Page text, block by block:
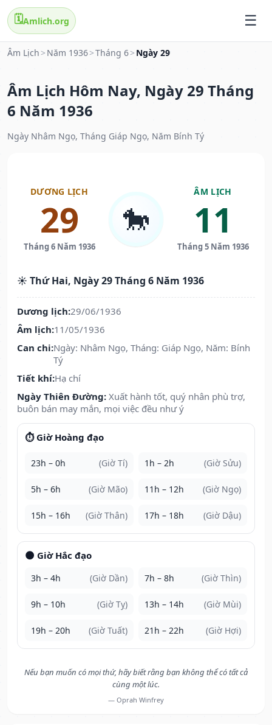
🗓️Amlich.org
Âm Lịch > Năm 1936>Tháng 6> Ngày 29
Âm Lịch Hôm Nay, Ngày 29 Tháng
6 Năm 1936
Ngày Nhâm Ngọ, Tháng Giáp Ngọ, Năm Bính Tý
DƯƠNG LỊCH
29
Tháng 6 Năm 1936
🐎
ÂM LỊCH
11
Tháng 5 Năm 1936
☀️ Thứ Hai, Ngày 29 Tháng 6 Năm 1936
Dương lịch:29/06/1936
Âm lịch:11/05/1936
Can chi:Ngày: Nhâm Ngọ, Tháng: Giáp Ngọ, Năm: Bính
Tý
Tiết khí:Hạ chí
Ngày Thiên Đường: Xuất hành tốt, quý nhân phù trợ,
buôn bán may mắn, mọi việc đều như ý
⏱️ Giờ Hoàng đạo
23h – 0h (Giờ Tí) 1h – 2h (Giờ Sửu)
5h – 6h (Giờ Mão) 11h – 12h (Giờ Ngọ)
15h – 16h (Giờ Thân) 17h – 18h (Giờ Dậu)
🌑 Giờ Hắc đạo
3h – 4h (Giờ Dần) 7h – 8h (Giờ Thìn)
9h – 10h (Giờ Tỵ) 13h – 14h (Giờ Mùi)
19h – 20h (Giờ Tuất) 21h – 22h (Giờ Hợi)
Nếu bạn muốn có mọi thứ, hãy biết rằng bạn không thể có tất cả
cùng một lúc.
— Oprah Winfrey